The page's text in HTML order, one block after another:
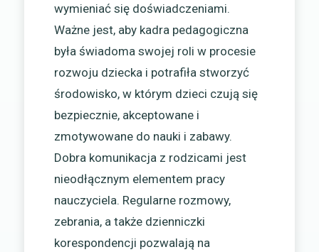
wymieniać się doświadczeniami.
Ważne jest, aby kadra pedagogiczna
była świadoma swojej roli w procesie
rozwoju dziecka i potrafiła stworzyć
środowisko, w którym dzieci czują się
bezpiecznie, akceptowane i
zmotywowane do nauki i zabawy.
Dobra komunikacja z rodzicami jest
nieodłącznym elementem pracy
nauczyciela. Regularne rozmowy,
zebrania, a także dzienniczki
korespondencji pozwalają na